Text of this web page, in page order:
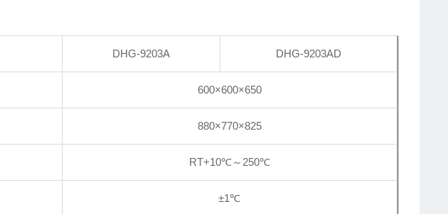
DHG-9203A DHG-9203AD
600×600×650
880×770×825
RT+10℃～250℃
±1℃